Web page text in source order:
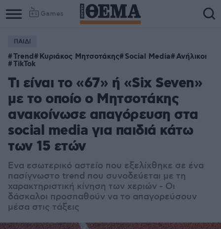
Games
ΠΑΙΔΙ
Trend Κυριάκος Μητσοτάκης Social Media Ανήλικοι
TikTok
Τι είναι το «67» ή «Six Seven»
με το οποίο ο Μητσοτάκης
ανακοίνωσε απαγόρευση στα
social media για παιδιά κάτω
των 15 ετών
Ενα εσωτερικό αστείο που εξελίχθηκε σε ένα
πασίγνωστο trend που συνοδεύεται με τη
χαρακτηριστική κίνηση των χεριών - Οι
δάσκαλοι προσπαθούν να το απαγορεύσουν
μέσα στις τάξεις